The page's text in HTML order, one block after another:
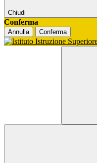
Chiudi
Conferma
Annulla Conferma